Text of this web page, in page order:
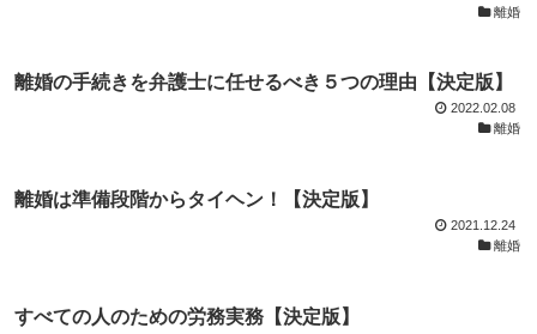
離婚
離婚の手続きを弁護士に任せるべき５つの理由【決定版】
2022.02.08
離婚
離婚は準備段階からタイヘン！【決定版】
2021.12.24
離婚
すべての人のための労務実務【決定版】